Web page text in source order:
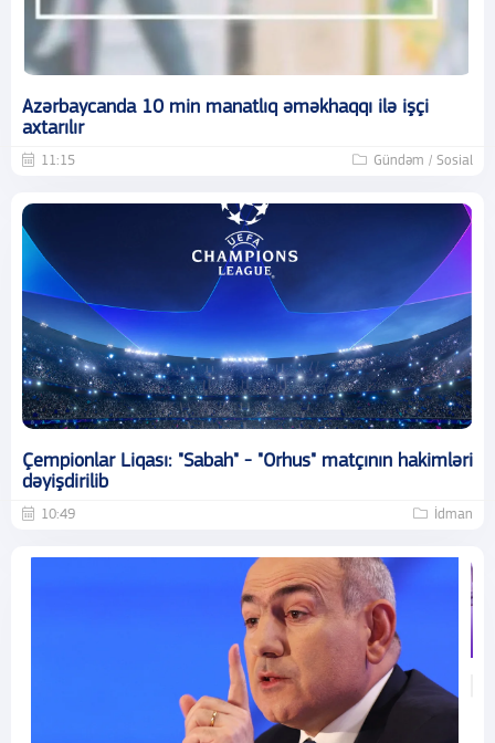
Azərbaycanda 10 min manatlıq əməkhaqqı ilə işçi
axtarılır
11:15 Gündəm / Sosial
Çempionlar Liqası: "Sabah" - "Orhus" matçının hakimləri
dəyişdirilib
10:49 İdman